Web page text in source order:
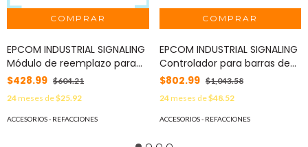
EPCOM INDUSTRIAL SIGNALING
Módulo de reemplazo para
torreta X75, Color Claro MOD:
$428.99 $604.21
24meses de$25.92
ACCESORIOS - REFACCIONES
EPCOM INDUSTRIAL SIGNALING
Controlador para barras de
luces
MOD: XDKQ11W
$802.99 $1,043.58
24meses de$48.52
ACCESORIOS - REFACCIONES